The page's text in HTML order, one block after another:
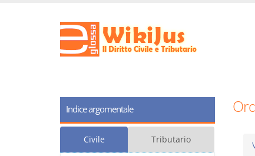
Indice argomentale
Civile Tributario